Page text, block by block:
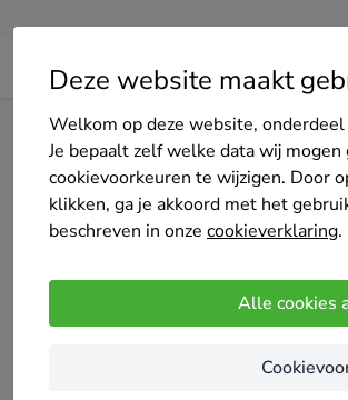
Deze website maakt
Welkom op deze website, onderdeel
Je bepaalt zelf welke data wij
cookievoorkeuren te wijzigen. Door
klikken, ga je akkoord met het
beschreven in onze cookieverklaring.
Alle cookies
Home Vloerisolatie Noord-